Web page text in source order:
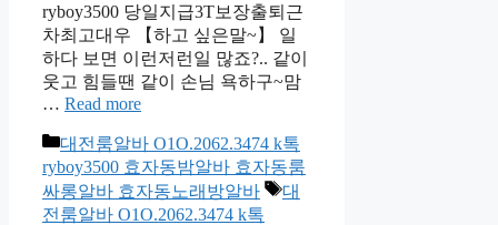
ryboy3500 당일지급3T보장출퇴근
차최고대우 【하고 싶은말~】 일
하다 보면 이런저런일 많죠?.. 같이
웃고 힘들땐 같이 손님 욕하구~맘
… Read more
카
테
고
리
대전룸알바 O1O.2062.3474 k톡
ryboy3500 효자동밤알바 효자동룸
싸롱알바 효자동노래방알바
태
대
전룸알바 O1O.2062.3474 k톡